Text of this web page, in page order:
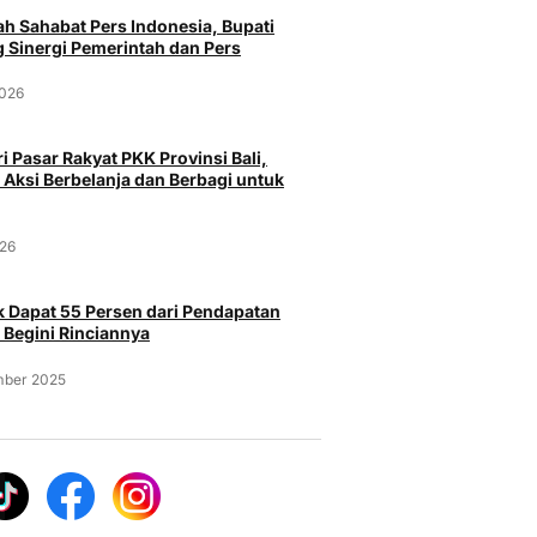
Serang
Peristiwa
Sahabat Pers Indonesia, Bupati
Sinergi Pemerintah dan Pers
Pasar Rakyat PKK Provinsi Bali,
Berbelanja dan Berbagi untuk
Dapat 55 Persen dari Pendapatan
Rinciannya
2025